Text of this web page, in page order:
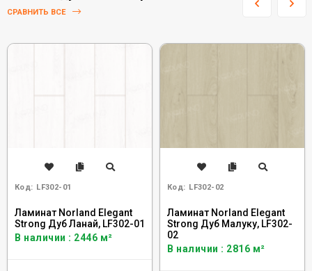
СРАВНИТЬ ВСЕ
Код: LF302-01
Ламинат Norland Elegant
Strong Дуб Ланай, LF302-01
В наличии : 2446 м²
Код: LF302-02
Ламинат Norland Elegant
Strong Дуб Малуку, LF302-
02
В наличии : 2816 м²